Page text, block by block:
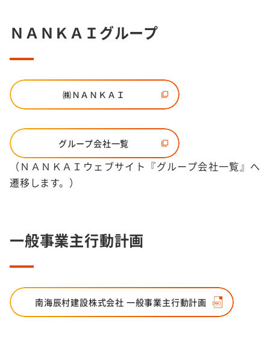
ＮＡＮＫＡＩグループ
㈱ＮＡＮＫＡＩ
グループ会社一覧
（ＮＡＮＫＡＩウェブサイト『グループ会社一覧』へ
遷移します。）
一般事業主行動計画
南海辰村建設株式会社 一般事業主行動計画